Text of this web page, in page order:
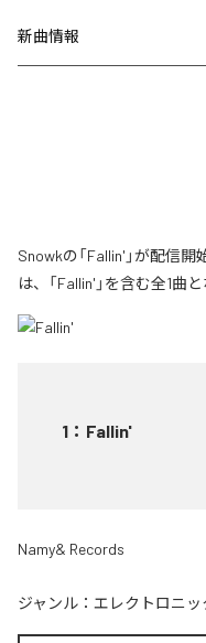
新曲情報
Snowkの「Fallin'」が配信
は、「Fallin'」を含む全1曲
1 ： Fallin'
Namy& Records
ジャンル： エレクトロニッ